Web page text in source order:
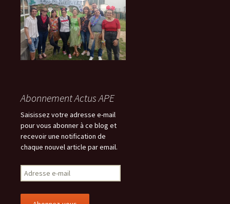
Abonnement Actus APE
Saisissez votre adresse e-mail
pour vous abonner à ce blog et
recevoir une notification de
chaque nouvel article par email.
d
r